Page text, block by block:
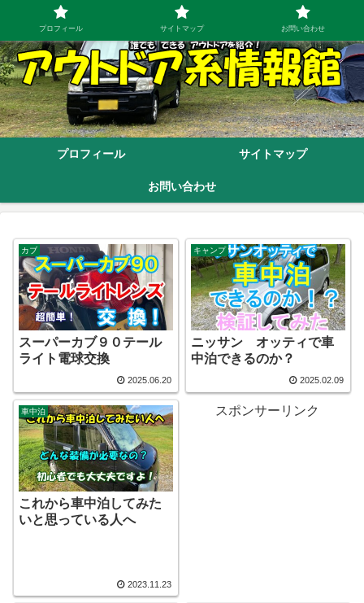
プロフィール サイトマップ
お問い合わせ
カブ
スーパーカブ９０テール
ライト電球交換
2025.06.20
キャンプ
ニッサン オッティで車
中泊できるのか？
2025.02.09
車中泊
これから車中泊してみた
いと思っている人へ
2023.11.23
スポンサーリンク
プロフィール サイトマップ お問い合わせ